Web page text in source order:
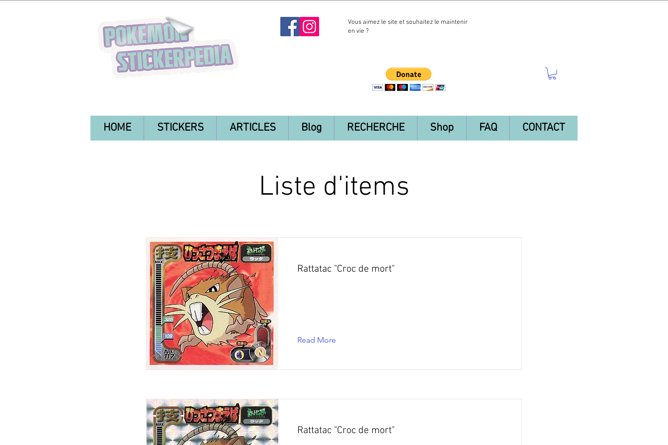
Vous aimez le site et souhaitez le maintenir
en vie ?
HOME STICKERS ARTICLES Blog RECHERCHE Shop FAQ CONTACT
Liste d'items
Rattatac "Croc de mort"
Read More
Rattatac "Croc de mort"